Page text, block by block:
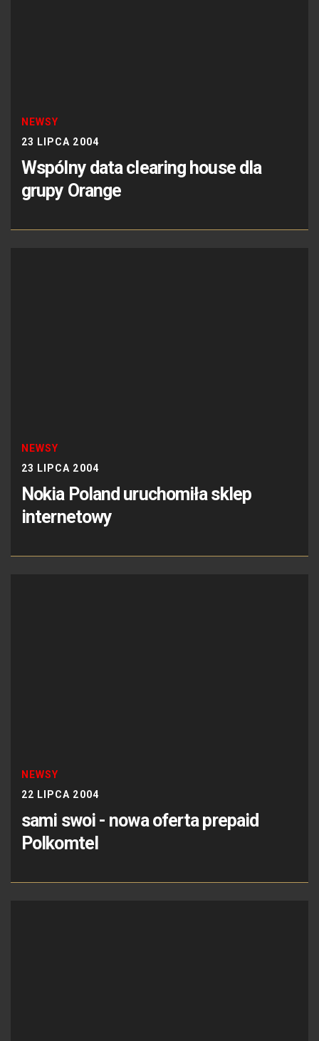
NEWSY
23 LIPCA 2004
Wspólny data clearing house dla
grupy Orange
NEWSY
23 LIPCA 2004
Nokia Poland uruchomiła sklep
internetowy
NEWSY
22 LIPCA 2004
sami swoi - nowa oferta prepaid
Polkomtel